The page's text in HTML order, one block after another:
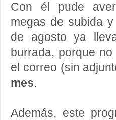
Con él pude
megas de subida
de agosto ya
burrada, porque
el correo (sin
mes.
Además, este